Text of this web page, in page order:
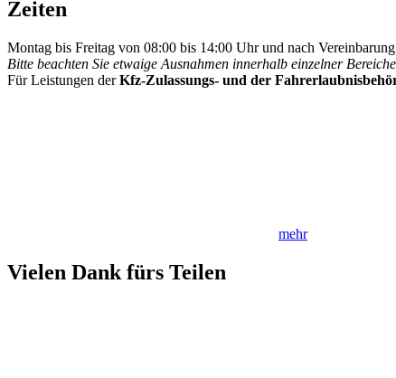
Zeiten
Montag bis Freitag von 08:00 bis 14:00 Uhr und nach
Bitte beachten Sie etwaige Ausnahmen innerhalb einzelner
Für Leistungen derKfz-Zulassungs- und der
mehr
Vielen Dank fürs Teilen